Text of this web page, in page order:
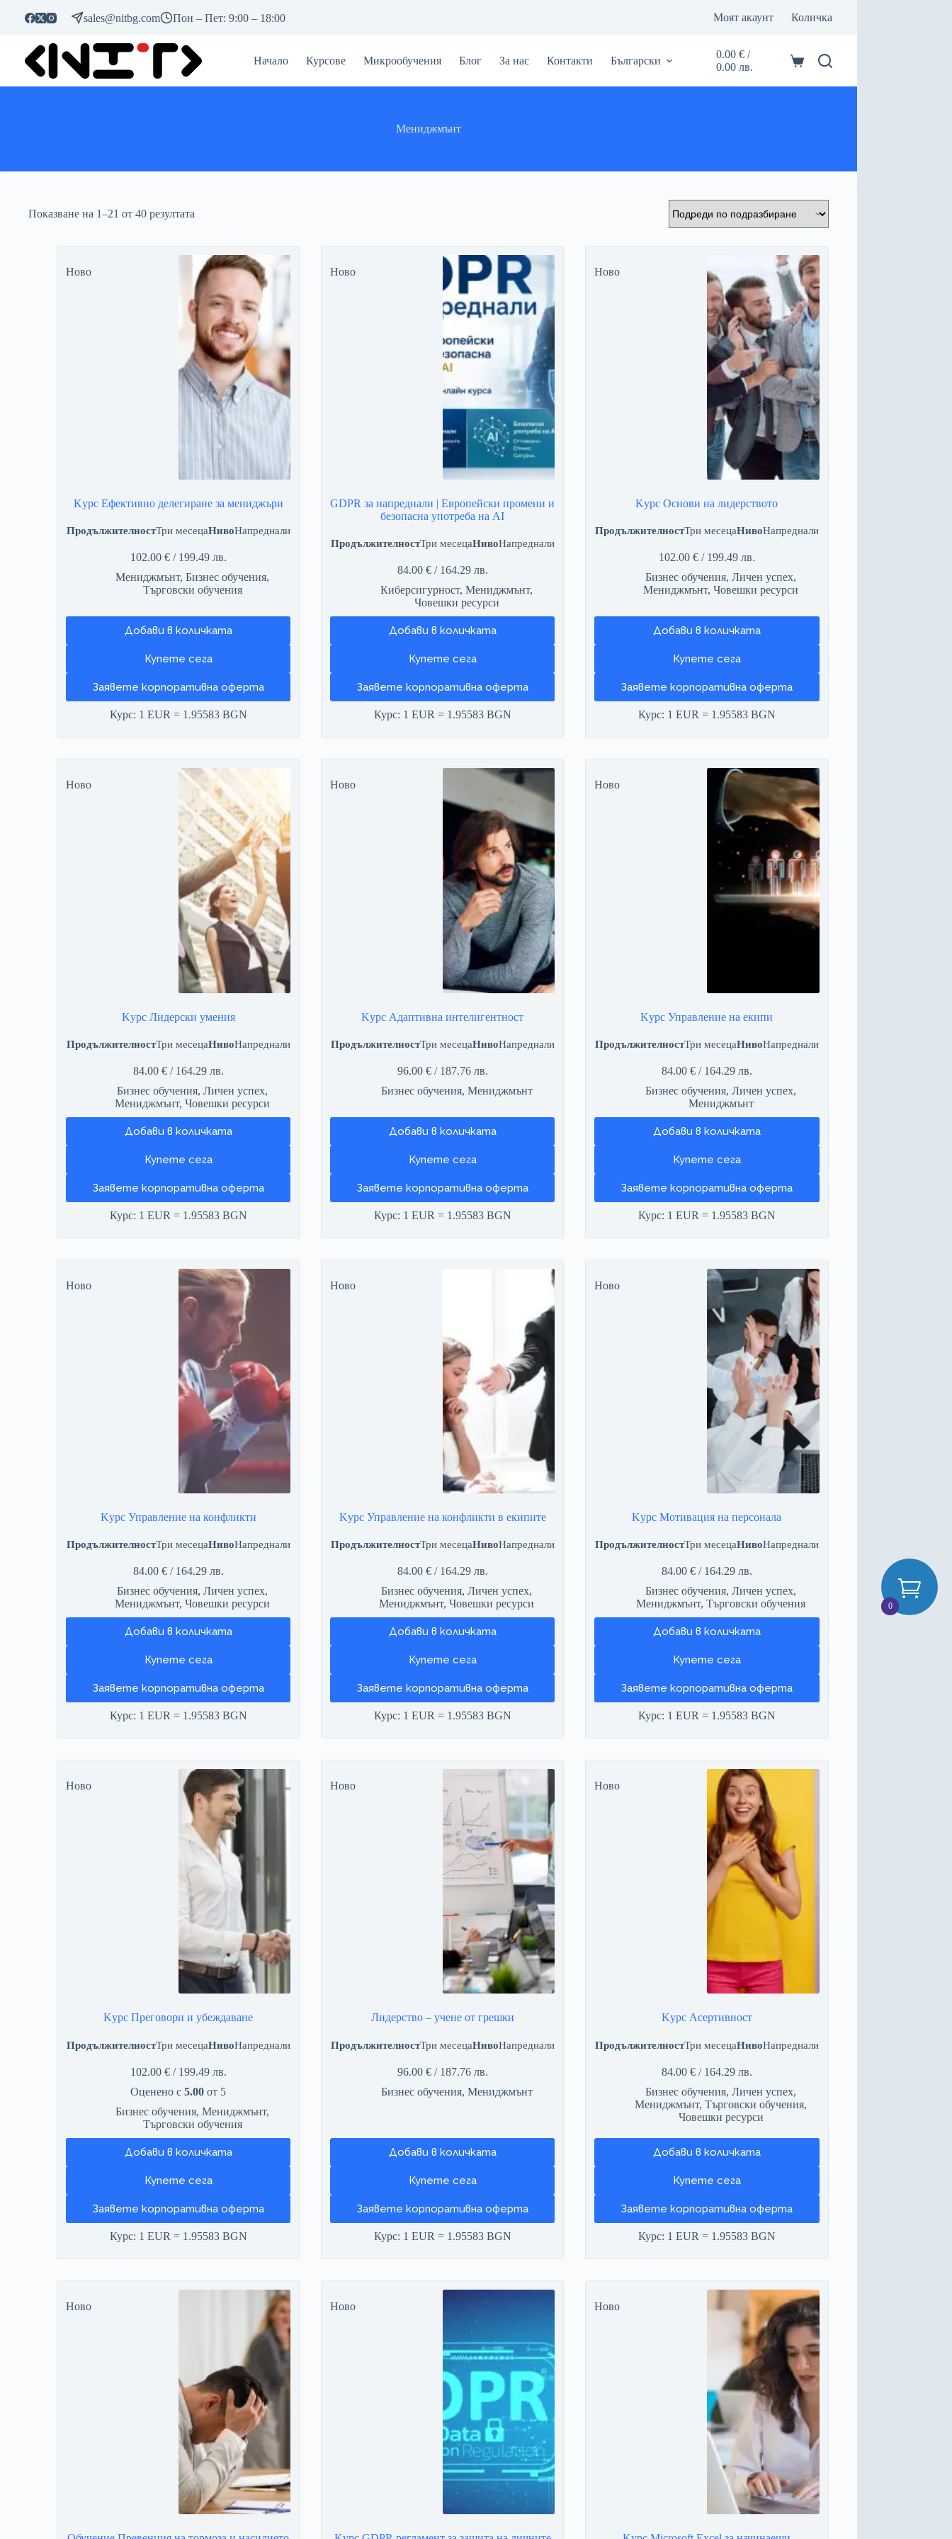
sales@nitbg.com Пон – Пет: 9:00 – 18:00 Моят акаунт Количка
Начало Курсове Mикрообучения Блог За нас Контакти Български Кошница
0.00 €/
0.00 лв.
Мениджмънт
Показване на 1–21 от 40 резултата
Ново
Kурс Ефективно делегиране за мениджъри
ПродължителностТри месецаНивоНапреднали
102.00 €/ 199.49 лв.
Мениджмънт,Бизнес обучения,
Търговски обучения
Добави в количката
Заявете корпоративна оферта
Курс: 1 EUR = 1.95583 BGN
Ново
GDPR за напреднали | Европейски промени и
безопасна употреба на AI
ПродължителностТри месецаНивоНапреднали
84.00 €/ 164.29 лв.
Киберсигурност,Мениджмънт,
Човешки ресурси
Добави в количката
Заявете корпоративна оферта
Курс: 1 EUR = 1.95583 BGN
Ново
Kурс Основи на лидерството
ПродължителностТри месецаНивоНапреднали
102.00 €/ 199.49 лв.
Бизнес обучения,Личен успех,
Мениджмънт,Човешки ресурси
Добави в количката
Заявете корпоративна оферта
Курс: 1 EUR = 1.95583 BGN
Ново
Kурс Лидерски умения
ПродължителностТри месецаНивоНапреднали
84.00 €/ 164.29 лв.
Бизнес обучения,Личен успех,
Мениджмънт,Човешки ресурси
Добави в количката
Заявете корпоративна оферта
Курс: 1 EUR = 1.95583 BGN
Ново
Kурс Адаптивна интелигентност
ПродължителностТри месецаНивоНапреднали
96.00 €/ 187.76 лв.
Бизнес обучения, Мениджмънт
Добави в количката
Заявете корпоративна оферта
Курс: 1 EUR = 1.95583 BGN
Ново
Kурс Управление на екипи
ПродължителностТри месецаНивоНапреднали
84.00 €/ 164.29 лв.
Бизнес обучения,Личен успех,
Мениджмънт
Добави в количката
Заявете корпоративна оферта
Курс: 1 EUR = 1.95583 BGN
Ново
Kурс Управление на конфликти
ПродължителностТри месецаНивоНапреднали
84.00 €/ 164.29 лв.
Бизнес обучения,Личен успех,
Мениджмънт,Човешки ресурси
Добави в количката
Заявете корпоративна оферта
Курс: 1 EUR = 1.95583 BGN
Ново
Kурс Управление на конфликти в екипите
ПродължителностТри месецаНивоНапреднали
84.00 €/ 164.29 лв.
Бизнес обучения,Личен успех,
Мениджмънт,Човешки ресурси
Добави в количката
Заявете корпоративна оферта
Курс: 1 EUR = 1.95583 BGN
Ново
Kурс Мотивация на персонала
ПродължителностТри месецаНивоНапреднали
84.00 €/ 164.29 лв.
Бизнес обучения,Личен успех,
Мениджмънт,Търговски обучения
Добави в количката
Заявете корпоративна оферта
Курс: 1 EUR = 1.95583 BGN
Ново
Kурс Преговори и убеждаване
ПродължителностТри месецаНивоНапреднали
102.00 €/ 199.49 лв.
Оценено с5.00 от 5
Бизнес обучения,Мениджмънт,
Търговски обучения
Добави в количката
Заявете корпоративна оферта
Курс: 1 EUR = 1.95583 BGN
Ново
Лидерство – учене от грешки
ПродължителностТри месецаНивоНапреднали
96.00 €/ 187.76 лв.
Бизнес обучения, Мениджмънт
Добави в количката
Заявете корпоративна оферта
Курс: 1 EUR = 1.95583 BGN
Ново
Kурс Асертивност
ПродължителностТри месецаНивоНапреднали
84.00 €/ 164.29 лв.
Бизнес обучения,Личен успех,
Мениджмънт,Търговски обучения,
Човешки ресурси
Добави в количката
Заявете корпоративна оферта
Курс: 1 EUR = 1.95583 BGN
Ново Ново Ново
0